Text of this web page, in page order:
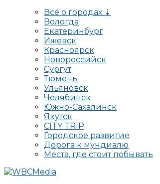
Всё о городах ⇣
Вологда
Екатеринбург
Ижевск
Красноярск
Новороссийск
Сургут
Тюмень
Ульяновск
Челябинск
Южно-Сахалинск
Якутск
CITY TRIP
Городское развитие
Дорога к мундиалю
Места, где стоит побывать